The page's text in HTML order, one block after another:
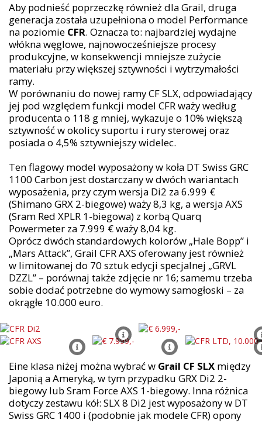
Aby podnieść poprzeczkę również dla Grail, druga
generacja została uzupełniona o model Performance
na poziomie CFR. Oznacza to: najbardziej wydajne
włókna węglowe, najnowocześniejsze procesy
produkcyjne, w konsekwencji mniejsze zużycie
materiału przy większej sztywności i wytrzymałości
ramy.
W porównaniu do nowej ramy CF SLX, odpowiadający
jej pod względem funkcji model CFR waży według
producenta o 118 g mniej, wykazuje o 10% większą
sztywność w okolicy suportu i rury sterowej oraz
posiada o 4,5% sztywniejszy widelec.
Ten flagowy model wyposażony w koła DT Swiss GRC
1100 Carbon jest dostarczany w dwóch wariantach
wyposażenia, przy czym wersja Di2 za 6.999 €
(Shimano GRX 2-biegowe) waży 8,3 kg, a wersja AXS
(Sram Red XPLR 1-biegowa) z korbą Quarq
Powermeter za 7.999 € waży 8,04 kg.
Oprócz dwóch standardowych kolorów „Hale Bopp” i
„Mars Attack”, Grail CFR AXS oferowany jest również
w limitowanej do 70 sztuk edycji specjalnej „GRVL
DZZL” – porównaj także zdjęcie nr 16; samemu trzeba
sobie dodać potrzebne do wymowy samogłoski – za
okrągłe 10.000 euro.
Eine klasa niżej można wybrać w Grail CF SLXmiędzy
Japonią a Ameryką, w tym przypadku GRX Di2 2-
biegowy lub Sram Force AXS 1-biegowy. Inna różnica
dotyczy zestawu kół: SLX 8 Di2 jest wyposażony w DT
Swiss GRC 1400 i (podobnie jak modele CFR) opony